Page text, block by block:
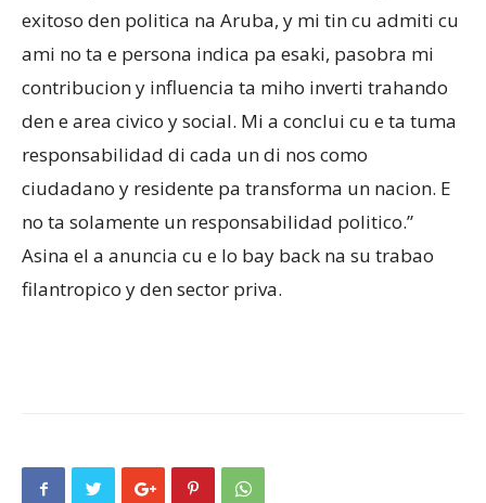
exitoso den politica na Aruba, y mi tin cu admiti cu
ami no ta e persona indica pa esaki, pasobra mi
contribucion y influencia ta miho inverti trahando
den e area civico y social. Mi a conclui cu e ta tuma
responsabilidad di cada un di nos como
ciudadano y residente pa transforma un nacion. E
no ta solamente un responsabilidad politico.”
Asina el a anuncia cu e lo bay back na su trabao
filantropico y den sector priva.